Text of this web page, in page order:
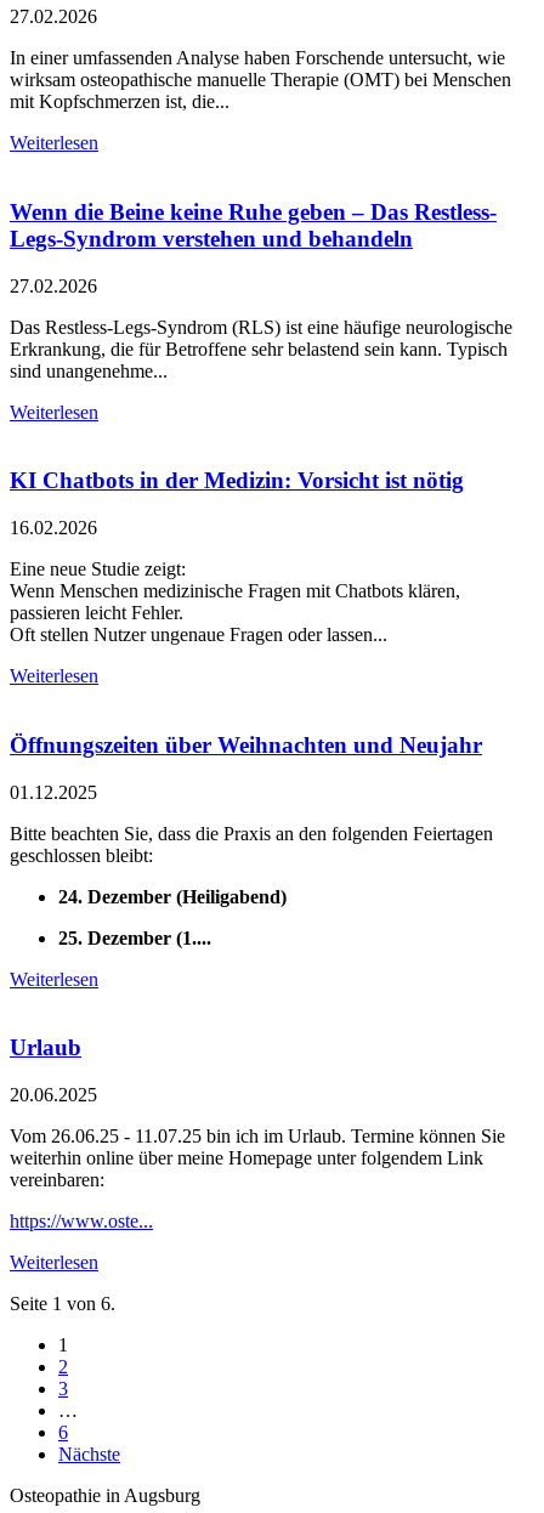
27.02.2026
In einer umfassenden Analyse haben Forschende untersucht, wie
wirksam osteopathische manuelle Therapie (OMT) bei Menschen
mit Kopfschmerzen ist, die...
Weiterlesen
Wenn die Beine keine Ruhe geben – Das Restless-
Legs-Syndrom verstehen und behandeln
27.02.2026
Das Restless-Legs-Syndrom (RLS) ist eine häufige neurologische
Erkrankung, die für Betroffene sehr belastend sein kann. Typisch
sind unangenehme...
Weiterlesen
KI Chatbots in der Medizin: Vorsicht ist nötig
16.02.2026
Eine neue Studie zeigt:
Wenn Menschen medizinische Fragen mit Chatbots klären,
passieren leicht Fehler.
Oft stellen Nutzer ungenaue Fragen oder lassen...
Weiterlesen
Öffnungszeiten über Weihnachten und Neujahr
01.12.2025
Bitte beachten Sie, dass die Praxis an den folgenden Feiertagen
geschlossen bleibt:
24. Dezember (Heiligabend)
25. Dezember (1....
Weiterlesen
Urlaub
20.06.2025
Vom 26.06.25 - 11.07.25 bin ich im Urlaub. Termine können Sie
weiterhin online über meine Homepage unter folgendem Link
vereinbaren:
https://www.oste...
Weiterlesen
Seite 1 von 6.
1
2
3
…
6
Nächste
Osteopathie in Augsburg